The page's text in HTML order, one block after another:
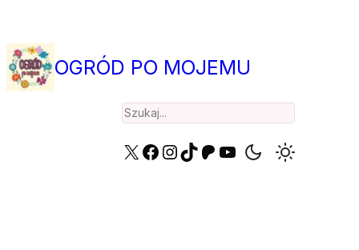
treści
OGRÓD PO MOJEMU
Search
X Facebook
Instagram
TikTok
Patreon
YouTube